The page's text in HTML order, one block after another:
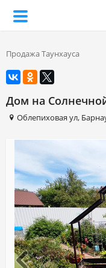
Продажа Таунхауса
Дом на
Облепиховая ул,